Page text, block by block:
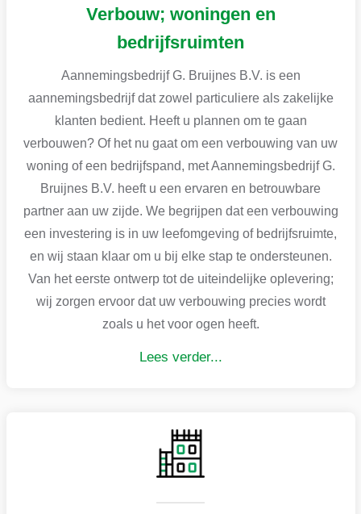
Verbouw; woningen en
bedrijfsruimten
Aannemingsbedrijf G. Bruijnes B.V. is een
aannemingsbedrijf dat zowel particuliere als zakelijke
klanten bedient. Heeft u plannen om te gaan
verbouwen? Of het nu gaat om een verbouwing van uw
woning of een bedrijfspand, met Aannemingsbedrijf G.
Bruijnes B.V. heeft u een ervaren en betrouwbare
partner aan uw zijde. We begrijpen dat een verbouwing
een investering is in uw leefomgeving of bedrijfsruimte,
en wij staan klaar om u bij elke stap te ondersteunen.
Van het eerste ontwerp tot de uiteindelijke oplevering;
wij zorgen ervoor dat uw verbouwing precies wordt
zoals u het voor ogen heeft.
Lees verder...